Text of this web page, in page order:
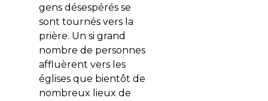
gens désespérés se
sont tournés vers la
prière. Un si grand
nombre de personnes
affluèrent vers les
églises que bientôt de
nombreux lieux de